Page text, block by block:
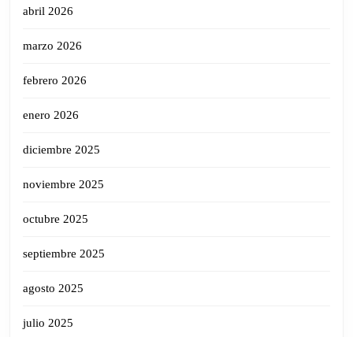
abril 2026
marzo 2026
febrero 2026
enero 2026
diciembre 2025
noviembre 2025
octubre 2025
septiembre 2025
agosto 2025
julio 2025